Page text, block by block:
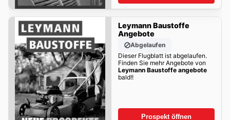
Leymann Baustoffe
Angebote
Abgelaufen
Dieser Flugblatt ist abgelaufen.
Finden Sie mehr Angebote von
Leymann Baustoffe angebote
bald!!
Prospekt öffnen